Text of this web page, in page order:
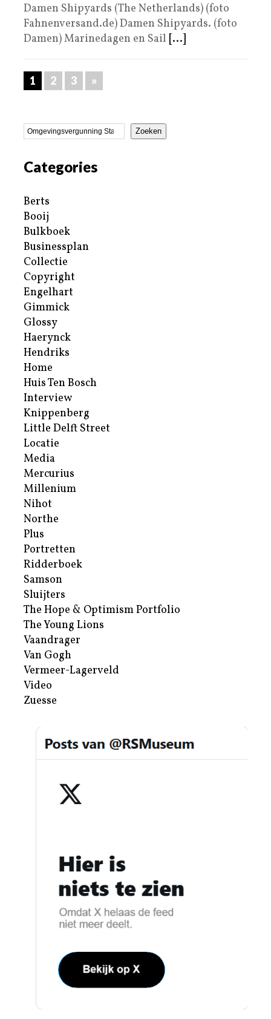
Damen Shipyards (The Netherlands) (foto
Fahnenversand.de) Damen Shipyards. (foto
Damen) Marinedagen en Sail [...]
1 2 3 »
Zoeken
Categories
Berts
Booij
Bulkboek
Businessplan
Collectie
Copyright
Engelhart
Gimmick
Glossy
Haerynck
Hendriks
Home
Huis Ten Bosch
Interview
Knippenberg
Little Delft Street
Locatie
Media
Mercurius
Millenium
Nihot
Northe
Plus
Portretten
Ridderboek
Samson
Sluijters
The Hope & Optimism Portfolio
The Young Lions
Vaandrager
Van Gogh
Vermeer-Lagerveld
Video
Zuesse